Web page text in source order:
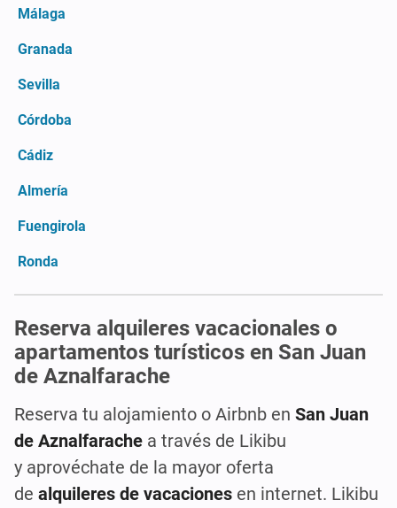
Málaga
Granada
Sevilla
Córdoba
Cádiz
Almería
Fuengirola
Ronda
Reserva alquileres vacacionales o
apartamentos turísticos en San Juan
de Aznalfarache
Reserva tu alojamiento o Airbnb en San Juan
de Aznalfarache a través de Likibu
y aprovéchate de la mayor oferta
de alquileres de vacaciones en internet. Likibu